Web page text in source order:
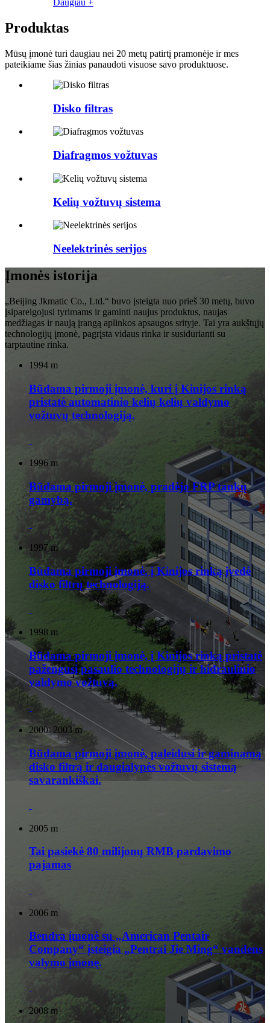
Daugiau +
Produktas
Mūsų įmonė turi daugiau nei 20 metų patirtį pramonėje ir mes
pateikiame šias žinias panaudoti visuose savo produktuose.
Disko filtras
Diafragmos vožtuvas
Kelių vožtuvų sistema
Neelektrinės serijos
Įmonės istorija
„Beijing Jkmatic Co., Ltd.“ buvo įsteigta nuo prieš 30 metų, buvo
įsipareigojusi tyrimams ir gaminti naujus produktus, naujas
medžiagas ir naują įrangą aplinkos apsaugos srityje. Tai yra aukštųjų
technologijų įmonė, pagrįsta vidaus rinka ir susidurianti su
tarptautine rinka.
1994 m
Būdama pirmoji įmonė, kuri į Kinijos rinką
pristatė automatinio kelių kelių valdymo
vožtuvų technologiją.
1996 m
Būdama pirmoji įmonė, pradėjo FRP tankų
gamybą.
1997 m
Būdama pirmoji įmonė, į Kinijos rinką įvedė
disko filtrų technologiją.
1998 m
Būdama pirmoji įmonė, į Kinijos rinką pristatė
pažengusį pasaulio technologijų ir hidraulinio
valdymo vožtuvą.
2000–2003 m
Būdama pirmoji įmonė, paleidusi ir gaminamą
disko filtrą ir daugialypės vožtuvų sistemą
savarankiškai.
2005 m
Tai pasiekė 80 milijonų RMB pardavimo
pajamas
2006 m
Bendra įmonė su „American Pentair
Company“ įsteigia „Pentrai Jie Ming“ vandens
valymo įmonę.
2008 m